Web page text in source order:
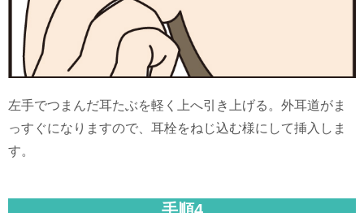
左手でつまんだ耳たぶを軽く上へ引き上げる。外耳道がま
っすぐになりますので、耳栓をねじ込む様にして挿入しま
す。